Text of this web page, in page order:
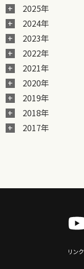
2025年
2024年
2023年
2022年
2021年
2020年
2019年
2018年
2017年
リンク